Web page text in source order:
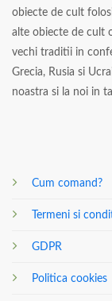
obiecte de cult
alte obiecte de cult
vechi traditii in
Grecia, Rusia si
noastra si la noi in
Cum comand?
Termeni si
GDPR
Politica cookies